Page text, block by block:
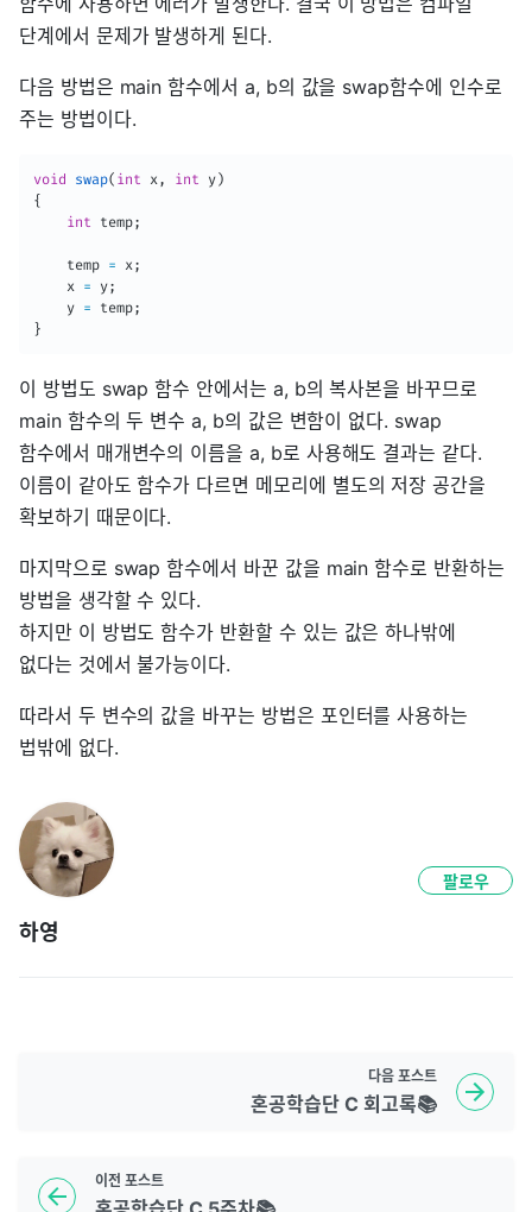
단계에서 문제가 발생하게 된다.
다음 방법은 main 함수에서 a, b의 값을 swap함수에 인수로
주는 방법이다.
void swap( int x, int y )
{
int temp;
	temp
= x;
	x
= y;
	y
= temp;
}
이 방법도 swap 함수 안에서는 a, b의 복사본을 바꾸므로
main 함수의 두 변수 a, b의 값은 변함이 없다. swap
함수에서 매개변수의 이름을 a, b로 사용해도 결과는 같다.
이름이 같아도 함수가 다르면 메모리에 별도의 저장 공간을
확보하기 때문이다.
마지막으로 swap 함수에서 바꾼 값을 main 함수로 반환하는
방법을 생각할 수 있다.
하지만 이 방법도 함수가 반환할 수 있는 값은 하나밖에
없다는 것에서 불가능이다.
따라서 두 변수의 값을 바꾸는 방법은 포인터를 사용하는
법밖에 없다.
하영
팔로우
이전 포스트
다음 포스트
혼공학습단 C 회고록📚